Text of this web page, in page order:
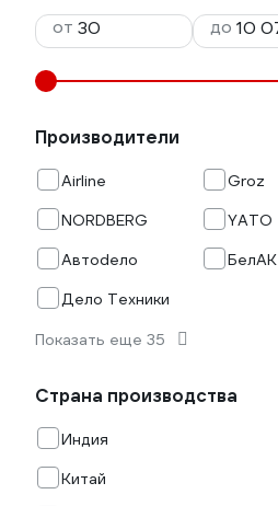
от
до
Производители
Airline
Groz
NORDBERG
YATO
Автоdело
БелАК
Дело Техники
Показать еще 35
Страна производства
Индия
Китай